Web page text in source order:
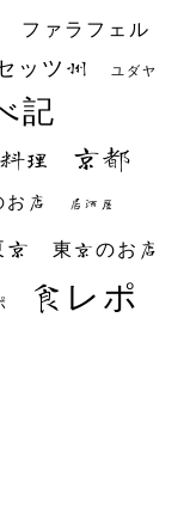
ファラフェル
ッツ州 ユダヤ
記
理 京都
お店 居酒屋
京 東京のお店
食レポ